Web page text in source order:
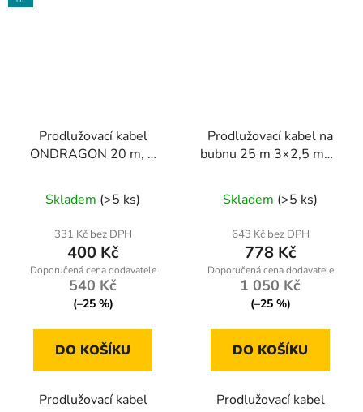
Prodlužovací kabel
ONDRAGON 20 m, 1
hodnocení
produktu
je
5,0
z
hvězdiček.
Skladem (>5 ks)
331 Kč bez DPH
400 Kč
540 Kč
(–25 %)
DO KOŠÍKU
Prodlužovací kabel
Prodlužovací kabel na
bubnu 25 m 3×2,5 mm²
hodnocení
produktu
je
5,0
z
hvězdiček.
Skladem (>5 ks)
643 Kč bez DPH
778 Kč
1 050 Kč
(–25 %)
DO KOŠÍKU
Prodlužovací kabel